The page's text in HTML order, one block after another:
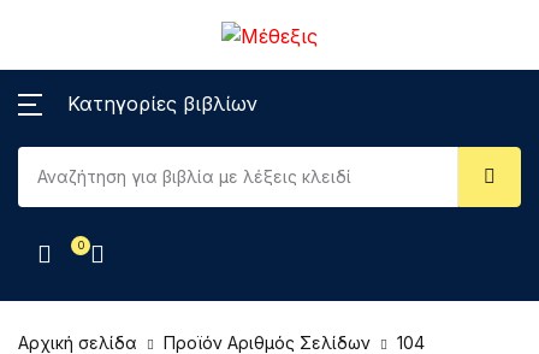
Κατηγορίες βιβλίων
0
Αρχική σελίδα Προϊόν Αριθμός Σελίδων 104